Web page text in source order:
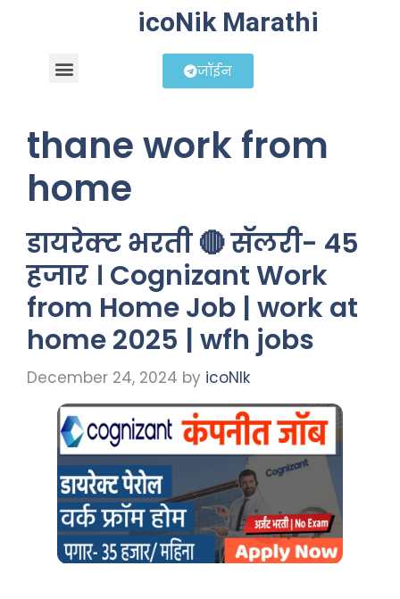
icoNik Marathi
जॉईन
thane work from
home
डायरेक्ट भरती 🔴 सॅलरी- 45
हजार । Cognizant Work
from Home Job | work at
home 2025 | wfh jobs
December 24, 2024 by icoNIk